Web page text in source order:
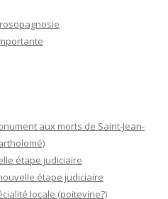
aux morts de Saint-Jean-
étape judiciaire
étape judiciaire
locale (poitevine?)